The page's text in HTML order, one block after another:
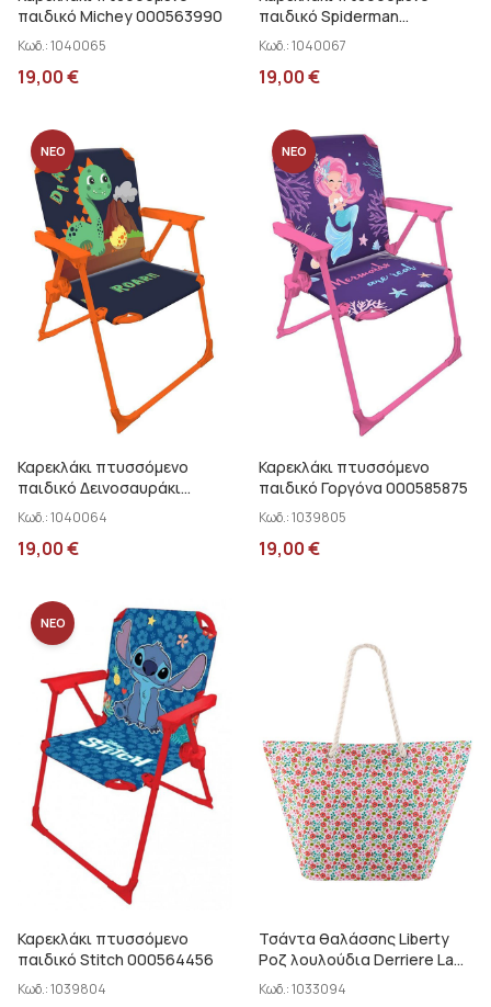
παιδικό Michey 000563990
Κωδ.:1040065
19,00€
παιδικό Spiderman
000508272
Κωδ.:1040067
19,00€
ΝΕΟ
Καρεκλάκι πτυσσόμενο
παιδικό Δεινοσαυράκι
000585876
Κωδ.:1040064
19,00€
ΝΕΟ
Καρεκλάκι πτυσσόμενο
παιδικό Γοργόνα 000585875
Κωδ.:1039805
19,00€
ΝΕΟ
Καρεκλάκι πτυσσόμενο
παιδικό Stitch 000564456
Κωδ.:1039804
Τσάντα θαλάσσης Liberty
Ροζ λουλούδια Derriere La
Porte D060-P090110
Κωδ.:1033094